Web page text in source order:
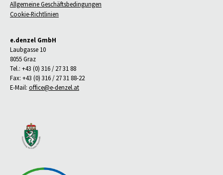
Allgemeine Geschäftsbedingungen
Cookie-Richtlinien
e.denzel GmbH
Laubgasse 10
8055 Graz
Tel.: +43 (0) 316 / 27 31 88
Fax: +43 (0) 316 / 27 31 88-22
E-Mail: office@e-denzel.at